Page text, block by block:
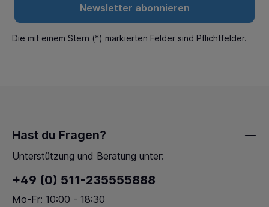
Newsletter abonnieren
Die mit einem Stern (*) markierten Felder sind Pflichtfelder.
Hast du Fragen?
Unterstützung und Beratung unter:
+49 (0) 511-235555888
Mo-Fr: 10:00 - 18:30